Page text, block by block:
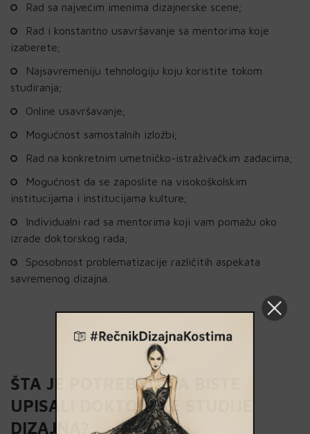
Rad sa najvećim imenima dizajnerske scene;
Rad i konstantno usavršavanje sa mentorima koje
izaberete;
Najsavremeniju tehnologiju koju koristite tokom
studiranja;
Online usavršavanje;
Mogućnost samostalnih izložbi;
Rad na konkretnim umetničko-istraživačkim zadacima;
Mogućnost da se zaposlite na visokoškolskim
institucijama i institucijama kulture;
Individualni rad sa mentorima koji vam pomažu oko
izrade doktorskog rada;
Sposobnost problematizacije različitih aspekata
savremenog dizajna.
ŠTA JE POTREBNO DA BISTE
UPISALI DOKTORSKE STUDIJE
DIZAJNA?